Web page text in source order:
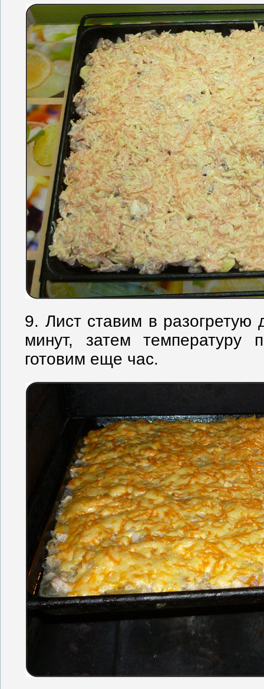
9. Лист ставим в разогретую
минут, затем
готовим еще час.